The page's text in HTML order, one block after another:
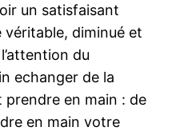
un satisfaisant
véritable, diminué et
du
echanger de la
en main : de
en main votre